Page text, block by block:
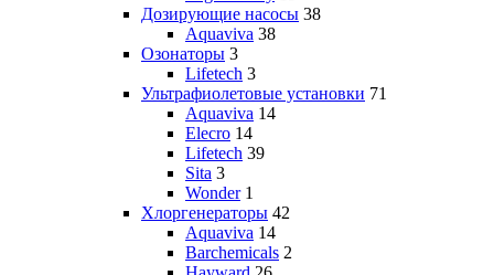
Дозирующие насосы 38
Aquaviva 38
Озонаторы 3
Lifetech 3
Ультрафиолетовые установки 71
Aquaviva 14
Elecro 14
Lifetech 39
Sita 3
Wonder 1
Хлоргенераторы 42
Aquaviva 14
Barchemicals 2